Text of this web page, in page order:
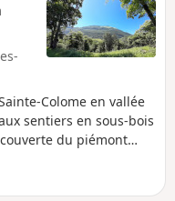
Colome en vallée
sentiers en sous-bois
du piémont